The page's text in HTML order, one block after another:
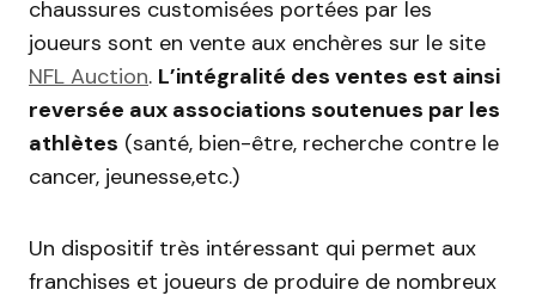
chaussures customisées portées par les
joueurs sont en vente aux enchères sur le site
NFL Auction. L’intégralité des ventes est ainsi
reversée aux associations soutenues par les
athlètes (santé, bien-être, recherche contre le
cancer, jeunesse,etc.)
Un dispositif très intéressant qui permet aux
franchises et joueurs de produire de nombreux